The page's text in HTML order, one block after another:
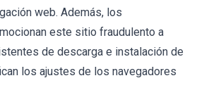
web. Además, los
este sitio fraudulento a
de descarga e instalación de
los ajustes de los navegadores